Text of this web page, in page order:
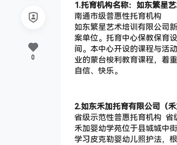
1.托育机构名称：如东繁星
南通市级普惠性托育机构
如东繁星艺术培训有限公司
案单位。托育中心保教保育
间。本中心开设的课程与活
业的蒙台梭利教育课程，着
自信、快乐。
2.如东禾加托育有限公司（禾
省级示范性普惠托育机构 省
禾加婴幼学苑位于县城城中
学习皮克勒婴幼儿照护法，
0